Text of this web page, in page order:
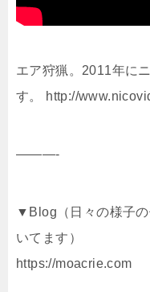
エア狩猟。2011年に
す。 http://
———-
▼Blog（日々の様子
いてます）
https://moacrie.com